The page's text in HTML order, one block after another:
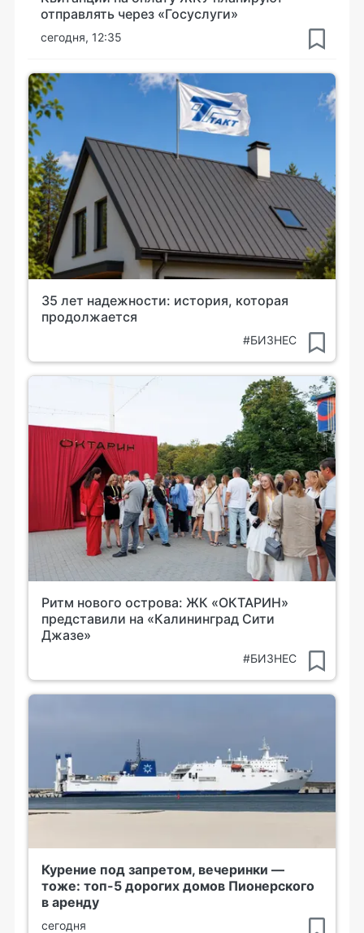
отправлять через «Госуслуги»
сегодня, 12:35
35 лет надежности: история, которая
продолжается
#БИЗНЕС
Ритм нового острова: ЖК «ОКТАРИН»
представили на «Калининград Сити
Джазе»
#БИЗНЕС
Курение под запретом, вечеринки —
тоже: топ-5 дорогих домов Пионерского
в аренду
сегодня